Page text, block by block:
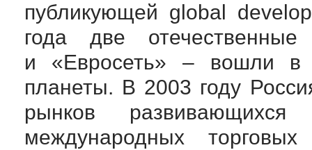
публикующей global
года две
и «Евросеть» – вошли
планеты. В 2003 году
рынков
международных